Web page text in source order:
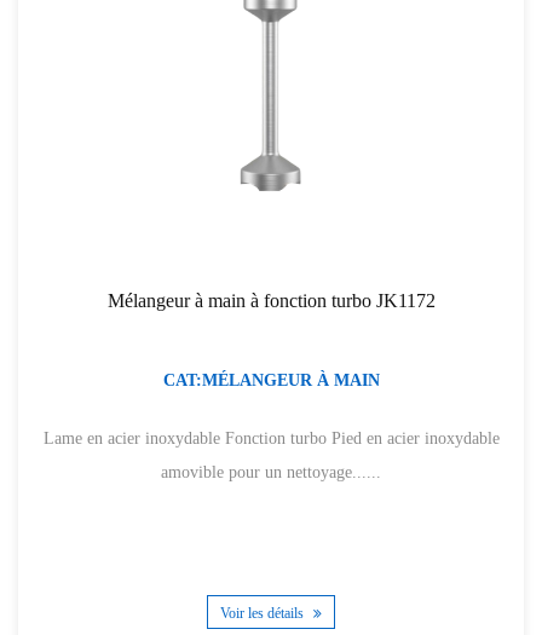
Mélangeur à main à fonction turbo JK1172
CAT:MÉLANGEUR À MAIN
Lame en acier inoxydable Fonction turbo Pied en acier inoxydable
amovible pour un nettoyage......
Voir les détails